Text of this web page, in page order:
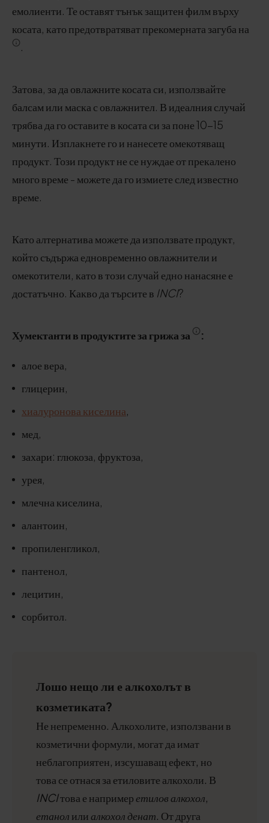
емолиенти. Те оставят тънък защитен филм върху
косата, като предотвратяват прекомерната загуба на
.
Затова, за да овлажните косата си, използвайте
балсам или маска с овлажнител. В идеалния случай
трябва да го оставите в косата си за поне 10-15
минути. Изплакнете го и нанесете омекотяващ
продукт. Този продукт не се нуждае от прекалено
много време - можете да го измиете след известно
време.
Като алтернатива можете да използвате продукт,
който съдържа едновременно овлажнители и
омекотители, като в този случай едно нанасяне е
достатъчно. Какво да търсите в INCI?
Хумектанти в продуктите за грижа за :
алое вера,
глицерин,
хиалуронова киселина,
мед,
захари: глюкоза, фруктоза,
урея,
млечна киселина,
алантоин,
пропиленгликол,
пантенол,
лецитин,
сорбитол.
Лошо нещо ли е алкохолът в
козметиката?
Не непременно. Алкохолите, използвани в
козметични формули, могат да имат
неблагоприятен, изсушаващ ефект, но
това се отнася за етиловите алкохоли. В
INCIтова е например етилов алкохол,
етанол или алкохол денат. От друга